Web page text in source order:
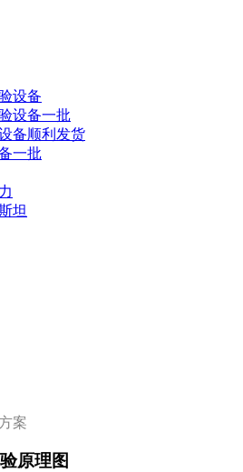
设备
设备一批
备顺利发货
一批
坦
案
原理图